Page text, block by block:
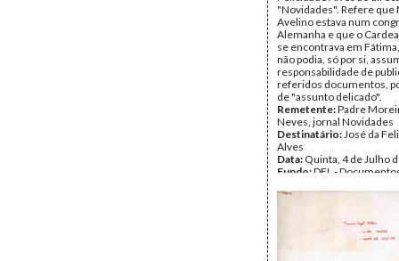
"Novidades". Refere
Avelino estava num
Alemanha e que o
se encontrava em
não podia, só por si,
responsabilidade de
referidos documentos,
de "assunto delicado".
Remetente:Padre
Neves, jornal Novidades
Destinatário:José da
Alves
Data: Quinta, 4 de Julho
Fundo:DFL -
Tipo Documental: